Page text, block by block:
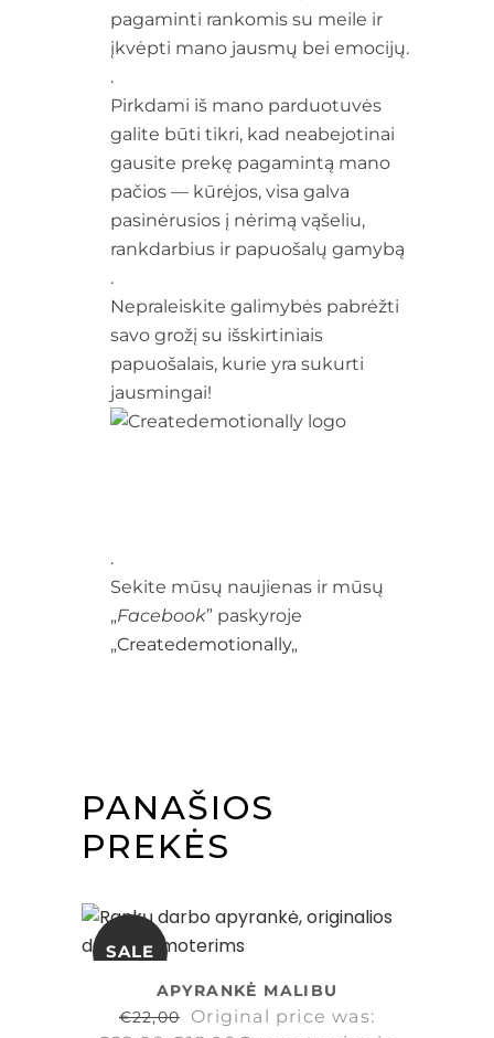
pagaminti rankomis su meile ir
įkvėpti mano jausmų bei emocijų.
.
Pirkdami iš mano parduotuvės
galite būti tikri, kad neabejotinai
gausite prekę pagamintą mano
pačios — kūrėjos, visa galva
pasinėrusios į nėrimą vąšeliu,
rankdarbius ir papuošalų gamybą
.
Nepraleiskite galimybės pabrėžti
savo grožį su išskirtiniais
papuošalais, kurie yra sukurti
jausmingai!
.
Sekite mūsų naujienas ir mūsų
„Facebook” paskyroje
„Createdemotionally„
PANAŠIOS
PREKĖS
SALE
APYRANKĖ MALIBU
€22,00
Original price was: